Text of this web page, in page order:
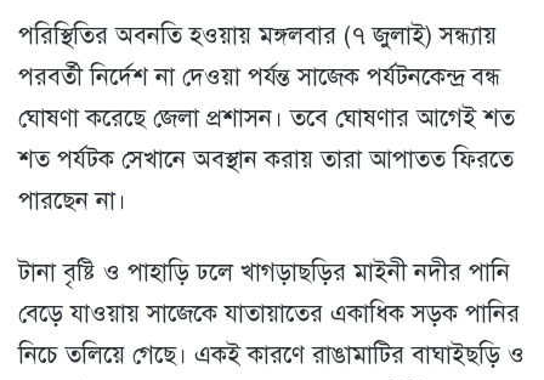
পরিস্থিতির অবনতি হওয়ায় মঙ্গলবার (৭ জুলাই) সন্ধ্যায়
পরবর্তী নির্দেশ না দেওয়া পর্যন্ত সাজেক পর্যটনকেন্দ্র বন্ধ
ঘোষণা করেছে জেলা প্রশাসন। তবে ঘোষণার আগেই শত
শত পর্যটক সেখানে অবস্থান করায় তারা আপাতত ফিরতে
পারছেন না।
টানা বৃষ্টি ও পাহাড়ি ঢলে খাগড়াছড়ির মাইনী নদীর পানি
বেড়ে যাওয়ায় সাজেকে যাতায়াতের একাধিক সড়ক পানির
নিচে তলিয়ে গেছে। একই কারণে রাঙামাটির বাঘাইছড়ি ও